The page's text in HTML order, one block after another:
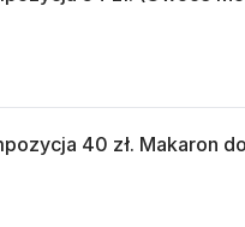
40 zł. Makaron